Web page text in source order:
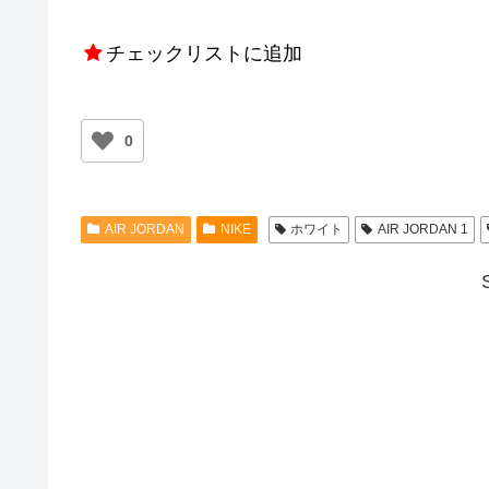
チェックリストに追加
0
AIR JORDAN NIKE ホワイト AIR JORDAN 1